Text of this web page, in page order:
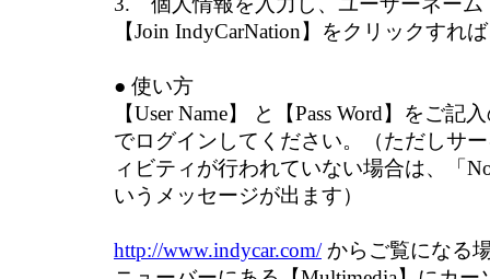
【Join IndyCarNation】をクリックすれ
● 使い方
【User Name】 と【Pass Word】をご記
でログインしてください。（ただしサ
ィビティが行われていない場合は、「
いうメッセージが出ます）
http://www.indycar.com/からご覧になる